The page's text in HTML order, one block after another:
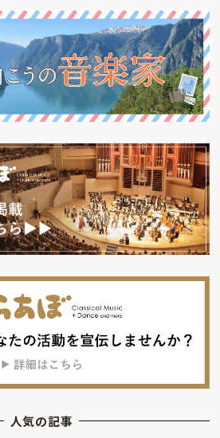
人気の記事